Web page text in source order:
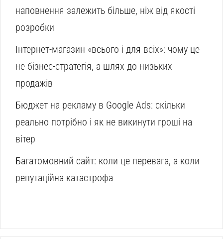
наповнення залежить більше, ніж від якості
розробки
Інтернет-магазин «всього і для всіх»: чому це
не бізнес-стратегія, а шлях до низьких
продажів
Бюджет на рекламу в Google Ads: скільки
реально потрібно і як не викинути гроші на
вітер
Багатомовний сайт: коли це перевага, а коли
репутаційна катастрофа